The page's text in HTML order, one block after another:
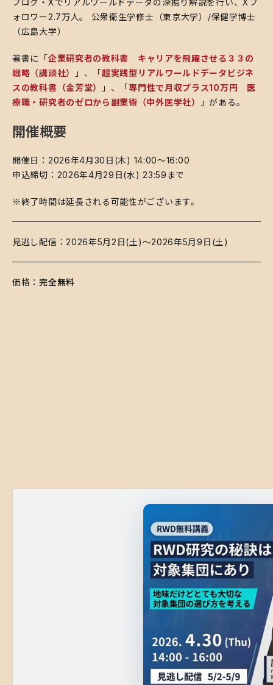
ブログ・Xでリアルワールドデータの深掘り解説を行い、Xフ
ォロワー2.7万人。 公衆衛生学修士（東京大学）/保健学博士
（広島大学）
​著書に「企業研究者の教科書 キャリアを飛躍させる３３の
戦略（講談社）
」、「超実践型リアルワールドデータビジネ
スの教科書（金芳堂）
」、「専門性で月収プラス10万円 医
療職・研究者のゼロから副業術（中外医学社）
」がある。
開催概要
開催日：2026年4月30日(木) 14:00～16:00
申込締切：2026年4月29日(水) 23:59まで
​※終了時間は延長される可能性がございます。
​見逃し配信：2026年5月2日(土)～2026年5月9日(土)
​価格：完全無料